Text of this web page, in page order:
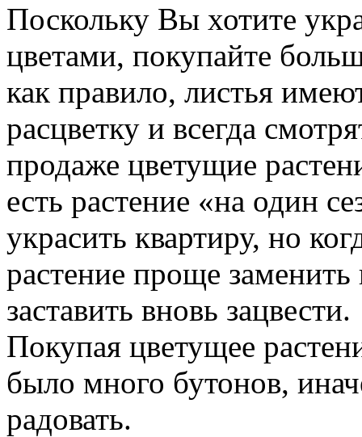
Поскольку Вы хотите
цветами, покупайте
как правило, листья
расцветку и всегда
продаже цветущие
есть растение «на один
украсить квартиру, но
растение проще
заставить вновь зацвести.
Покупая цветущее
было много бутонов,
радовать.